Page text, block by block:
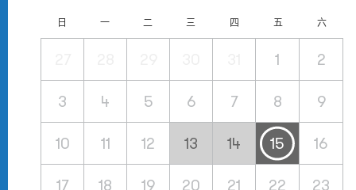
日 一 二 三 四 五 六
1 2
3 4 5 6 7 8 9
10 11 12 13 14 15 16
17 18 19 20 21 22 23